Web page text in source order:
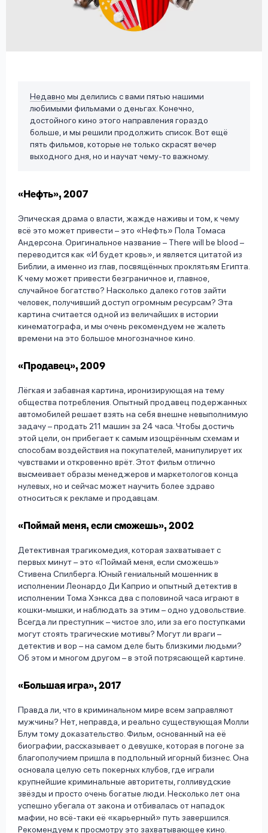
Недавно мы делились с вами пятью нашими
любимыми фильмами о деньгах. Конечно,
достойного кино этого направления гораздо
больше, и мы решили продолжить список. Вот ещё
пять фильмов, которые не только скрасят вечер
выходного дня, но и научат чему-то важному.
«Нефть», 2007
Эпическая драма о власти, жажде наживы и том, к чему
всё это может привести – это «Нефть» Пола Томаса
Андерсона. Оригинальное название – There will be blood –
переводится как «И будет кровь», и является цитатой из
Библии, а именно из глав, посвящённых проклятьям Египта.
К чему может привести безграничное и, главное,
случайное богатство? Насколько далеко готов зайти
человек, получивший доступ огромным ресурсам? Эта
картина считается одной из величайших в истории
кинематографа, и мы очень рекомендуем не жалеть
времени на это большое многозначное кино.
«Продавец», 2009
Лёгкая и забавная картина, иронизирующая на тему
общества потребления. Опытный продавец подержанных
автомобилей решает взять на себя внешне невыполнимую
задачу – продать 211 машин за 24 часа. Чтобы достичь
этой цели, он прибегает к самым изощрённым схемам и
способам воздействия на покупателей, манипулирует их
чувствами и откровенно врёт. Этот фильм отлично
высмеивает образы менеджеров и маркетологов конца
нулевых, но и сейчас может научить более здраво
относиться к рекламе и продавцам.
«Поймай меня, если сможешь», 2002
Детективная трагикомедия, которая захватывает с
первых минут – это «Поймай меня, если сможешь»
Стивена Спилберга. Юный гениальный мошенник в
исполнении Леонардо Ди Каприо и опытный детектив в
исполнении Тома Хэнкса два с половиной часа играют в
кошки-мышки, и наблюдать за этим – одно удовольствие.
Всегда ли преступник – чистое зло, или за его поступками
могут стоять трагические мотивы? Могут ли враги –
детектив и вор – на самом деле быть близкими людьми?
Об этом и многом другом – в этой потрясающей картине.
«Большая игра», 2017
Правда ли, что в криминальном мире всем заправляют
мужчины? Нет, неправда, и реально существующая Молли
Блум тому доказательство. Фильм, основанный на её
биографии, рассказывает о девушке, которая в погоне за
благополучием пришла в подпольный игорный бизнес. Она
основала целую сеть покерных клубов, где играли
крупнейшие криминальные авторитеты, голливудские
звёзды и просто очень богатые люди. Несколько лет она
успешно убегала от закона и отбивалась от нападок
мафии, но всё-таки её «карьерный» путь завершился.
Рекомендуем к просмотру это захватывающее кино.
Оформить заявку
Войти под другим номером
Ответы
на
вопросы